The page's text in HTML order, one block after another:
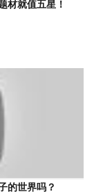
材就值五星！
的世界吗？